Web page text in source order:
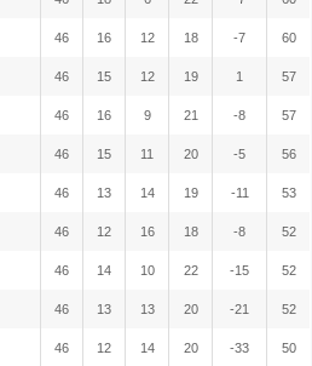
46 16 12 18 -7 60
46 15 12 19 1 57
46 16 9 21 -8 57
46 15 11 20 -5 56
46 13 14 19 -11 53
46 12 16 18 -8 52
46 14 10 22 -15 52
46 13 13 20 -21 52
46 12 14 20 -33 50